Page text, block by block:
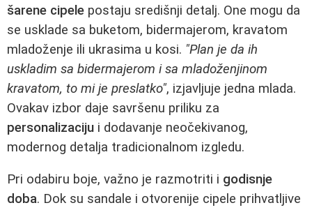
šarene cipele postaju središnji detalj. One mogu da
se usklade sa buketom, bidermajerom, kravatom
mladoženje ili ukrasima u kosi. "Plan je da ih
uskladim sa bidermajerom i sa mladoženjinom
kravatom, to mi je preslatko", izjavljuje jedna mlada.
Ovakav izbor daje savršenu priliku za
personalizaciju i dodavanje neočekivanog,
modernog detalja tradicionalnom izgledu.
Pri odabiru boje, važno je razmotriti i godisnje
doba. Dok su sandale i otvorenije cipele prihvatljive